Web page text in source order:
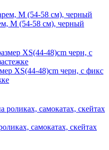
M (54-58 см), черный
XS(44-48)cm черн, с фикс
самокатах, скейтах